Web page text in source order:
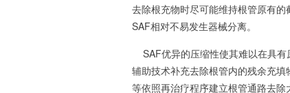
去除根充物时尽可能维持根管原有
SAF相对不易发生器械分离。
SAF优异的压缩性使其难以在具有
辅助技术补充去除根管内的残余充
等依照再治疗程序建立根管通路去